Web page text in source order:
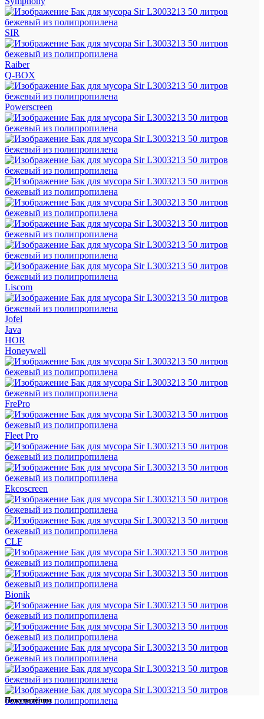
SIR
Raiber
Q-BOX
Powerscreen
Liscom
Jofel
Java
HOR
Honeywell
FrePro
Fleet Pro
Ekcoscreen
CLF
Bionik
Покупателям